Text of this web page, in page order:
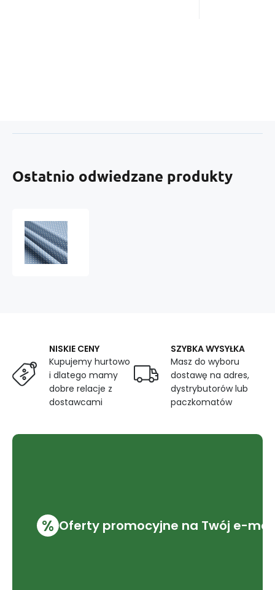
Ostatnio odwiedzane produkty
NISKIE CENY
Kupujemy hurtowo
i dlatego mamy
dobre relacje z
dostawcami
SZYBKA WYSYŁKA
Masz do wyboru
dostawę na adres,
dystrybutorów lub
paczkomatów
% Oferty promocyjne na Twój e-mail